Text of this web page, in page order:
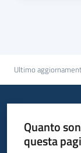
Ultimo
Quanto
questa